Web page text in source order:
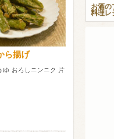
焼酎
ら揚げ
ゆ おろしニンニク 片
お酒の
料理レ